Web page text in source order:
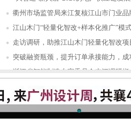
衢州市场监管局来江复核江山市门业品
江山木门“轻量化智改+样本化推广”模
走访调研，助推江山木门轻量化智改项
突破融资瓶颈，提升订单承接能力，成
浙江省智能制造专家委员会来江调研指